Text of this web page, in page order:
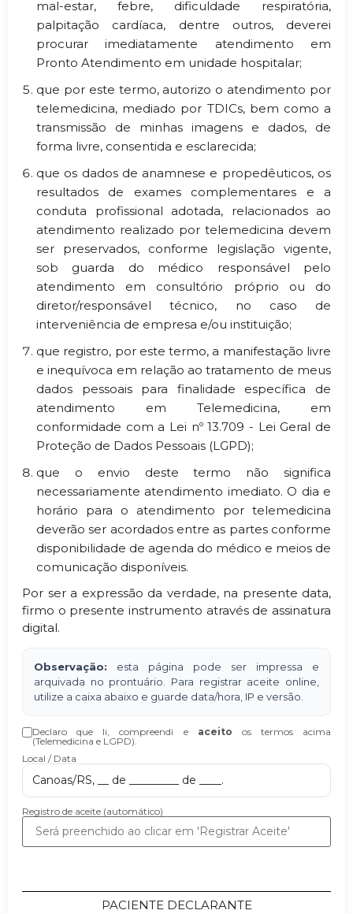
mal-estar, febre, dificuldade respiratória,
palpitação cardíaca, dentre outros, deverei
procurar imediatamente atendimento em
Pronto Atendimento em unidade hospitalar;
que por este termo, autorizo o atendimento por
telemedicina, mediado por TDICs, bem como a
transmissão de minhas imagens e dados, de
forma livre, consentida e esclarecida;
que os dados de anamnese e propedêuticos, os
resultados de exames complementares e a
conduta profissional adotada, relacionados ao
atendimento realizado por telemedicina devem
ser preservados, conforme legislação vigente,
sob guarda do médico responsável pelo
atendimento em consultório próprio ou do
diretor/responsável técnico, no caso de
interveniência de empresa e/ou instituição;
que registro, por este termo, a manifestação livre
e inequívoca em relação ao tratamento de meus
dados pessoais para finalidade específica de
atendimento em Telemedicina, em
conformidade com a Lei nº 13.709 - Lei Geral de
Proteção de Dados Pessoais (LGPD);
que o envio deste termo não significa
necessariamente atendimento imediato. O dia e
horário para o atendimento por telemedicina
deverão ser acordados entre as partes conforme
disponibilidade de agenda do médico e meios de
comunicação disponíveis.
Por ser a expressão da verdade, na presente data,
firmo o presente instrumento através de assinatura
digital.
Observação: esta página pode ser impressa e
arquivada no prontuário. Para registrar aceite online,
utilize a caixa abaixo e guarde data/hora, IP e versão.
Declaro que li, compreendi e aceito os termos acima
(Telemedicina e LGPD).
Local / Data
Canoas/RS, __ de _________ de ____.
Registro de aceite (automático)
PACIENTE DECLARANTE